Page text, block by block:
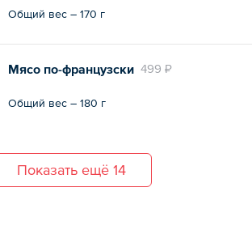
Общий вес – 170 г
499 ₽
Мясо по-французски
Общий вес – 180 г
Показать ещё 14